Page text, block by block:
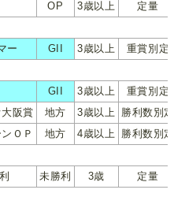
OP 3歳以上 定量
ー GII 3歳以上 重賞別定
GII 3歳以上
重賞別定
阪賞 地方 3歳以上 勝利数別定
ＯＰ 地方 4歳以上 勝利数別定
未勝利 3歳 定量